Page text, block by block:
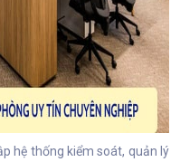
hệ thống kiểm soát, quản lý